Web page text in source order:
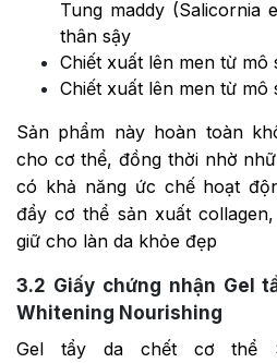
Tung maddy (Salicornia
thân sậy
Chiết xuất lên men từ mô
Chiết xuất lên men từ mô
Sản phẩm này hoàn toàn
cho cơ thể, đồng thời nhờ
có khả năng ức chế hoạt
đẩy cơ thể sản xuất
giữ cho làn da khỏe đẹp
3.2 Giấy chứng nhận Gel
Whitening Nourishing
Gel tẩy da chết cơ thể